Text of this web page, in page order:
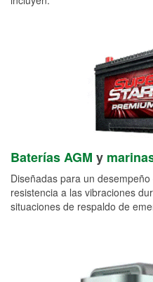
Baterías AGM y
Diseñadas para un
resistencia a las vibraciones
situaciones de respaldo de